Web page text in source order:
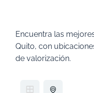
Encuentra las
Quito, con
de valorización.